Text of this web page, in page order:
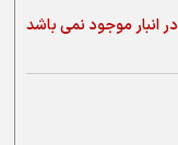
در انبار موجود نمی باشد